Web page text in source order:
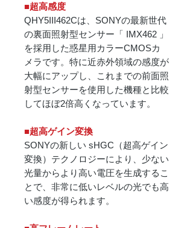
■超高感度
QHY5III462Cは、SONYの最新世代
の裏面照射型センサー「 IMX462 」
を採用した惑星用カラーCMOSカ
メラです。特に近赤外領域の感度が
大幅にアップし、これまでの前面照
射型センサーを使用した機種と比較
してほぼ2倍高くなっています。
■超高ゲイン変換
SONYの新しい sHGC（超高ゲイン
変換）テクノロジーにより、少ない
光量からより高い電圧を生成するこ
とで、非常に低いレベルの光でも高
い感度が得られます。